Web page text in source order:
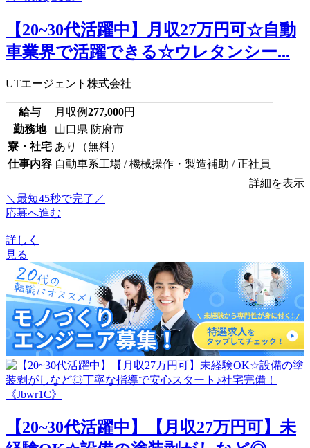
【20~30代活躍中】月収27万円可☆自動
車業界で活躍できる☆ウレタンシー...
UTエージェント株式会社
給与 月収例277,000円
勤務地
山口県 防府市
寮・社宅 あり（無料）
仕事内容 自動車系工場 / 機械操作・製造補助 / 正社員
詳細を表示
＼最短45秒で完了／
応募へ進む
詳しく
見る
【20~30代活躍中】【月収27万円可】未